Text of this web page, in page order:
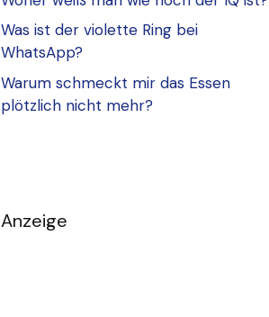
Was ist der violette Ring bei
WhatsApp?
Warum schmeckt mir das Essen
plötzlich nicht mehr?
Anzeige